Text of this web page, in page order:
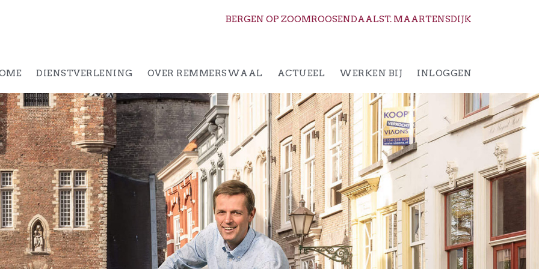
BERGEN OP ZOOMROOSENDAALST. MAARTENSDIJK
DIENSTVERLENING OVER REMMERSWAAL ACTUEEL WERKEN BIJ INLOGGEN